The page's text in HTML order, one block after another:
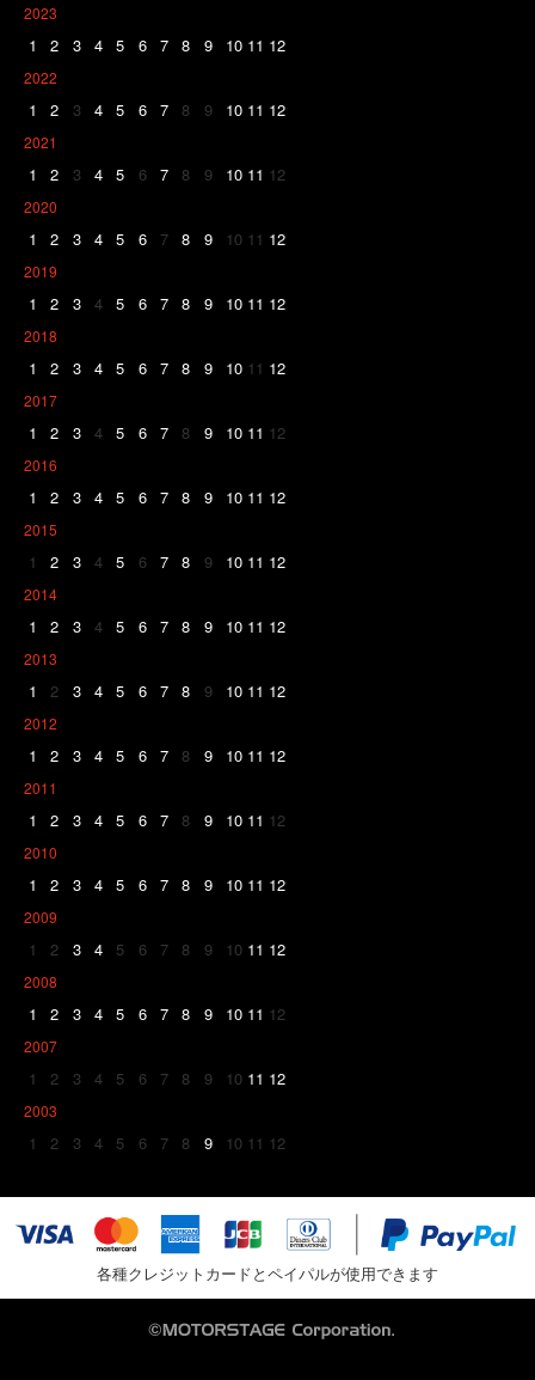
2023
1 2 3 4 5 6 7 8 9 10 11 12
2022
1 2 3 4 5 6 7 8 9 10 11 12
2021
1 2 3 4 5 6 7 8 9 10 11 12
2020
1 2 3 4 5 6 7 8 9 10 11 12
2019
1 2 3 4 5 6 7 8 9 10 11 12
2018
1 2 3 4 5 6 7 8 9 10 11 12
2017
1 2 3 4 5 6 7 8 9 10 11 12
2016
1 2 3 4 5 6 7 8 9 10 11 12
2015
1 2 3 4 5 6 7 8 9 10 11 12
2014
1 2 3 4 5 6 7 8 9 10 11 12
2013
1 2 3 4 5 6 7 8 9 10 11 12
2012
1 2 3 4 5 6 7 8 9 10 11 12
2011
1 2 3 4 5 6 7 8 9 10 11 12
2010
1 2 3 4 5 6 7 8 9 10 11 12
2009
1 2 3 4 5 6 7 8 9 10 11 12
2008
1 2 3 4 5 6 7 8 9 10 11 12
2007
1 2 3 4 5 6 7 8 9 10 11 12
2003
1 2 3 4 5 6 7 8 9 10 11 12
各種クレジットカードとペイパルが使用できます